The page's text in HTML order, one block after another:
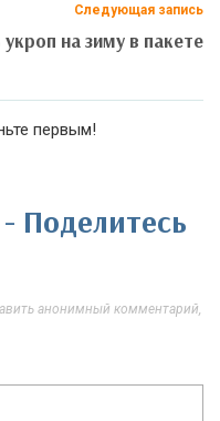
Следующая запись
на зиму в пакете
первым!
- Поделитесь
анонимный комментарий,